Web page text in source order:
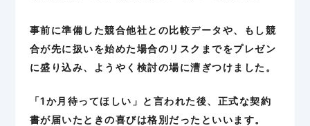
事前に準備した競合他社との比較データや、もし競
合が先に扱いを始めた場合のリスクまでをプレゼン
に盛り込み、ようやく検討の場に漕ぎつけました。
「1か月待ってほしい」と言われた後、正式な契約
書が届いたときの喜びは格別だったといいます。